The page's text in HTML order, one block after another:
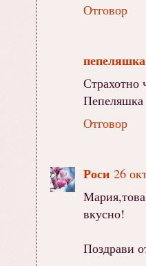
Отговор
пепеляшка
Страхотно
Пепеляшка
Отговор
Роси 26
вкусно!
Поздрави